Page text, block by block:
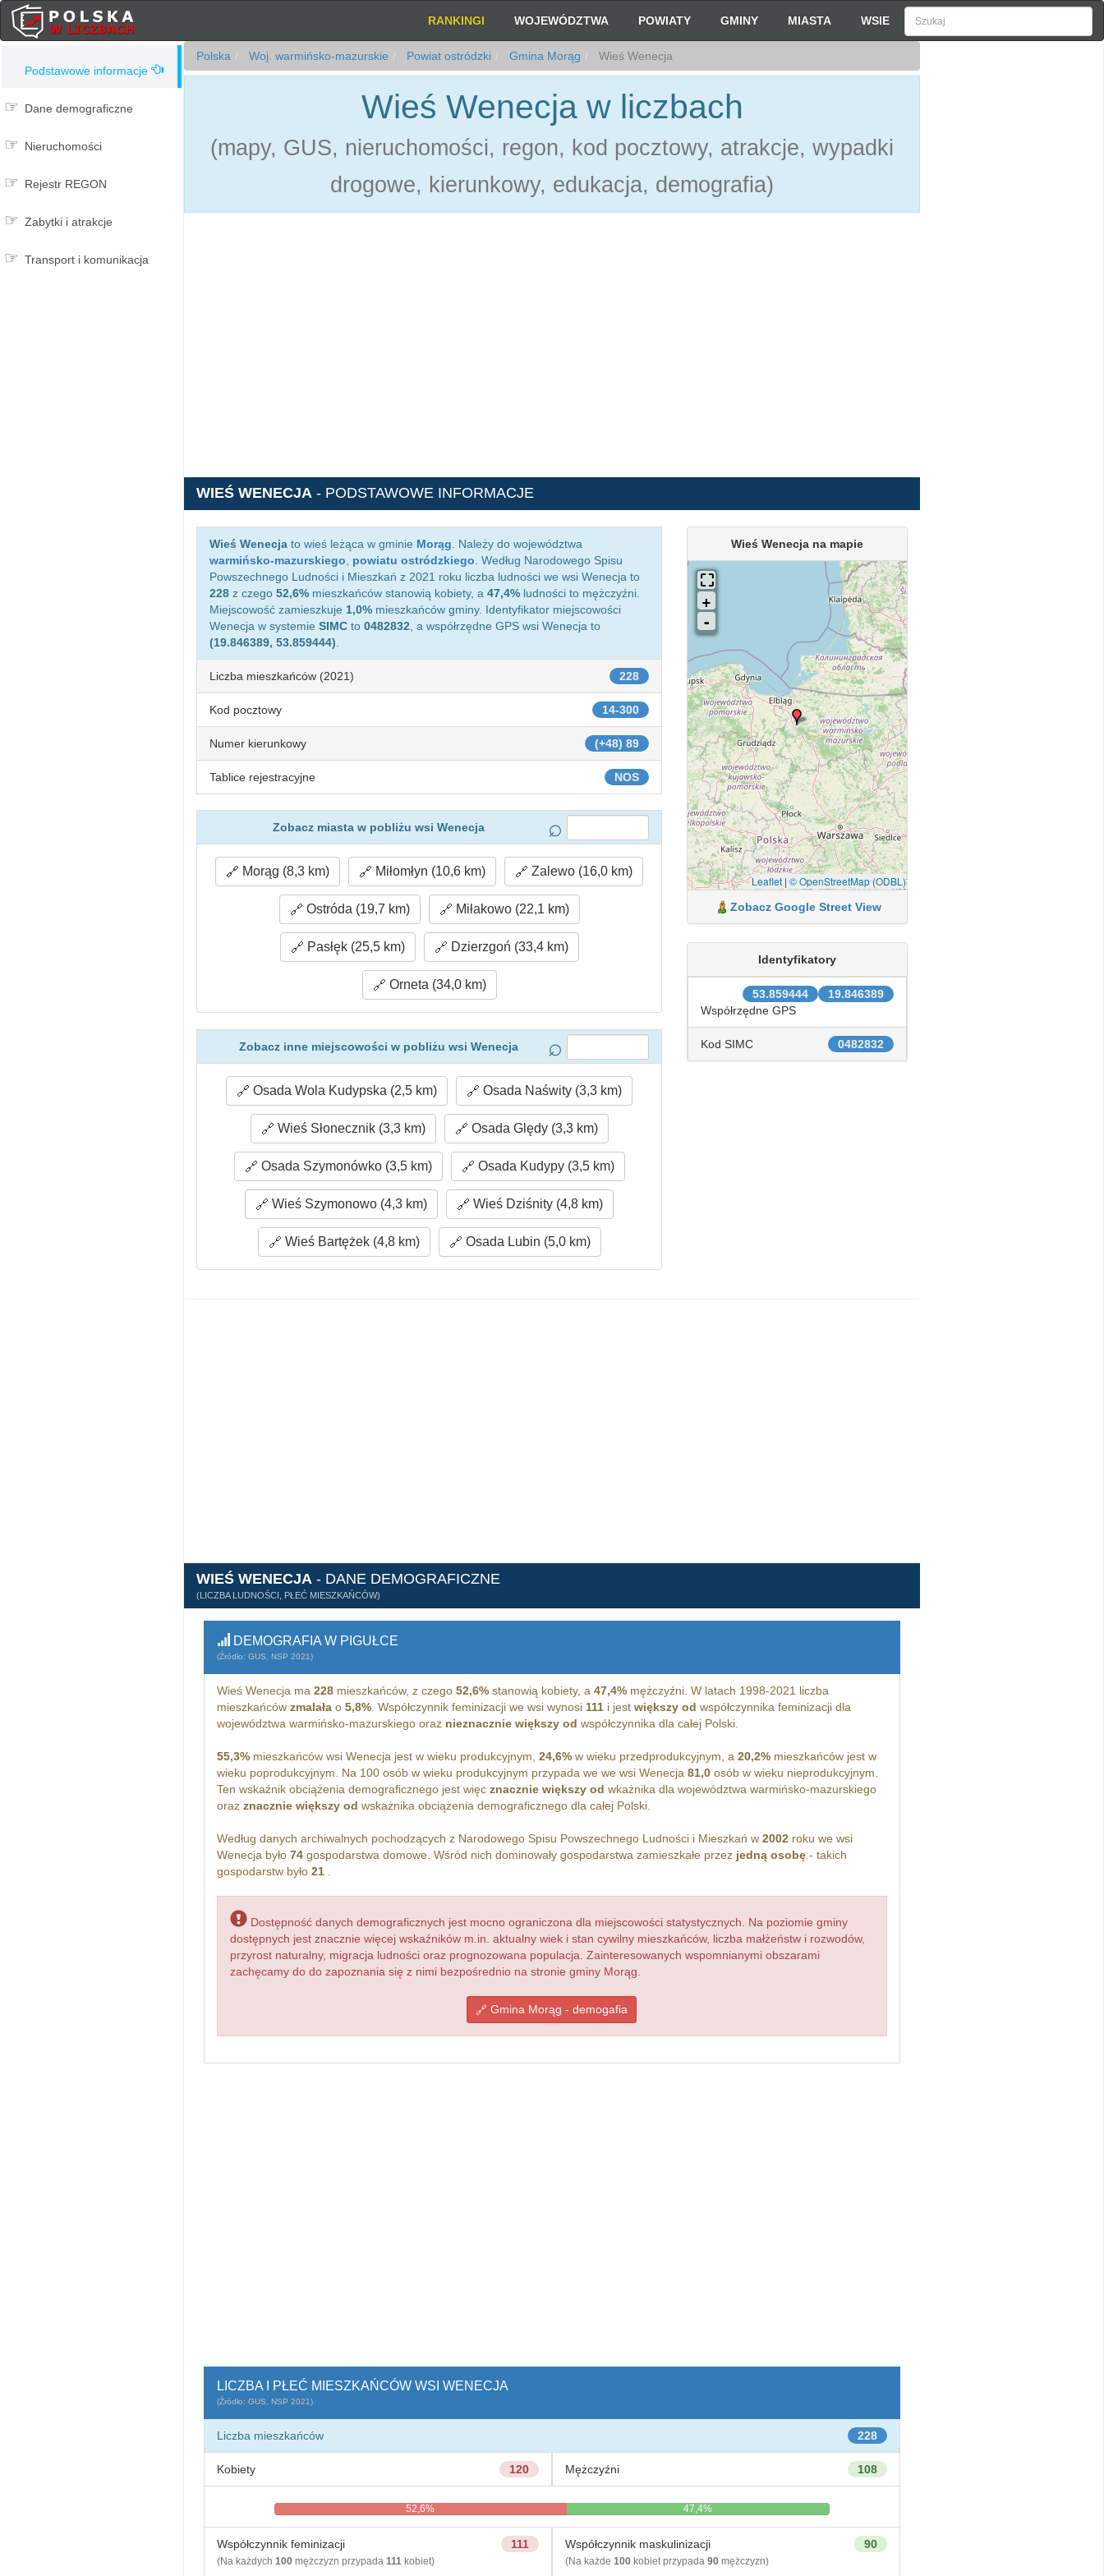
RANKINGI WOJEWÓDZTWA POWIATY GMINY MIASTA WSIE
Podstawowe informacje
Dane demograficzne
Nieruchomości
Rejestr REGON
Zabytki i atrakcje
Transport i komunikacja
Polska Woj. warmińsko-mazurskie Powiat ostródzki Gmina Morąg Wieś Wenecja
Wieś Wenecja w liczbach
(mapy, GUS, nieruchomości, regon, kod pocztowy, atrakcje, wypadki
drogowe, kierunkowy, edukacja, demografia)
WIEŚ WENECJA - PODSTAWOWE INFORMACJE
Wieś Wenecja to wieś leżąca w gminie Morąg . Należy do województwa
warmińsko-mazurskiego
powiatu ostródzkiego . Według Narodowego Spisu
Powszechnego Ludności i Mieszkań z 2021 roku liczba ludności we wsi Wenecja to
228 z czego 52,6% mieszkańców stanowią kobiety, a 47,4% ludności to mężczyźni.
Miejscowość zamieszkuje 1,0% mieszkańców gminy. Identyfikator miejscowości
Wenecja w systemie SIMC to 0482832 , a współrzędne GPS wsi Wenecja to
(19.846389, 53.859444)
228
Liczba mieszkańców (2021)
14-300
Kod pocztowy
(+48) 89
Numer kierunkowy
NOS
Tablice rejestracyjne
Zobacz miasta w pobliżu wsi Wenecja
Morąg (8,3 km) Miłomłyn (10,6 km) Zalewo (16,0 km)
Ostróda (19,7 km) Miłakowo (22,1 km)
Pasłęk (25,5 km) Dzierzgoń (33,4 km)
Orneta (34,0 km)
Zobacz inne miejscowości w pobliżu wsi Wenecja
Osada Wola Kudypska (2,5 km) Osada Naświty (3,3 km)
Wieś Słonecznik (3,3 km) Osada Ględy (3,3 km)
Osada Szymonówko (3,5 km) Osada Kudypy (3,5 km)
Wieś Szymonowo (4,3 km) Wieś Dziśnity (4,8 km)
Wieś Bartężek (4,8 km) Osada Lubin (5,0 km)
Wieś Wenecja na mapie
Leaflet| © OpenStreetMap (ODBL)
Zobacz Google Street View
Identyfikatory
19.846389
53.859444
Współrzędne GPS
0482832
Kod SIMC
WIEŚ WENECJA - DANE DEMOGRAFICZNE
(LICZBA LUDNOŚCI, PŁEĆ MIESZKAŃCÓW)
DEMOGRAFIA W PIGUŁCE
(Źródło: GUS, NSP 2021)
Wieś Wenecja ma 228mieszkańców, z czego 52,6%stanowią kobiety, a 47,4%mężczyźni. W latach 1998-2021 liczba
mieszkańców zmalałao 5,8%. Współczynnik feminizacji we wsi wynosi 111i jest większy od współczynnika feminizacji dla
województwa warmińsko-mazurskiego oraz nieznacznie większy od współczynnika dla całej Polski.
55,3%mieszkańców wsi Wenecja jest w wieku produkcyjnym, 24,6%w wieku przedprodukcyjnym, a 20,2%mieszkańców jest w
wieku poprodukcyjnym. Na 100 osób w wieku produkcyjnym przypada we we wsi Wenecja 81,0osób w wieku nieprodukcyjnym.
Ten wskaźnik obciążenia demograficznego jest więc znacznie większy od wkażnika dla województwa warmińsko-mazurskiego
oraz znacznie większy od wskażnika obciążenia demograficznego dla całej Polski.
Według danych archiwalnych pochodzących z Narodowego Spisu Powszechnego Ludności i Mieszkań w 2002roku we wsi
Wenecja było 74gospodarstwa domowe. Wśród nich dominowały gospodarstwa zamieszkałe przez jedną osobę- takich
gospodarstw było 21.
Dostępność danych demograficznych jest mocno ograniczona dla miejscowości statystycznych. Na poziomie gminy
dostępnych jest znacznie więcej wskaźników m.in. aktualny wiek i stan cywilny mieszkańców, liczba małżeństw i rozwodów,
przyrost naturalny, migracja ludności oraz prognozowana populacja. Zainteresowanych wspomnianymi obszarami
zachęcamy do do zapoznania się z nimi bezpośrednio na stronie gminy Morąg.
Gmina Morąg - demogafia
LICZBA I PŁEĆ MIESZKAŃCÓW WSI WENECJA
(Źródło: GUS, NSP 2021)
228
Liczba mieszkańców
120
Kobiety 108
Mężczyźni
52,6% 47,4%
111
Współczynnik feminizacji
(Na każdych 100mężczyzn przypada 111kobiet)
90
Współczynnik maskulinizacji
(Na każde 100kobiet przypada 90mężczyzn)